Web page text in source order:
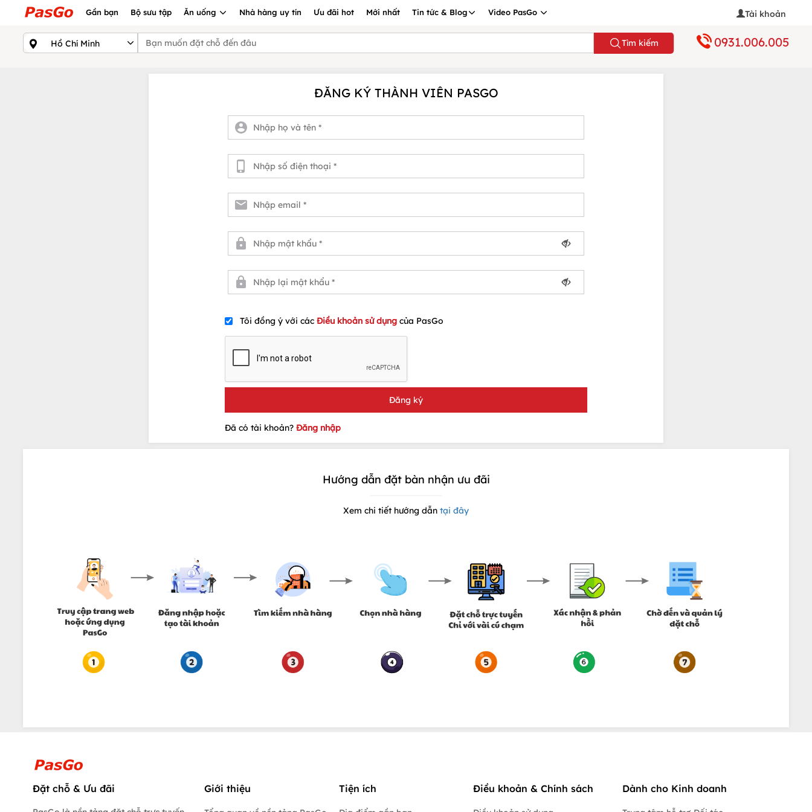
Gần bạn Bộ sưu tập Ăn uống Nhà hàng uy tín Ưu đãi hot Mới nhất Tin tức & Blog Video PasGo Tài khoản
Tìm kiếm 0931.006.005
ĐĂNG KÝ THÀNH VIÊN PASGO
Tôi đồng ý với các Điều khoản sử dụng của PasGo
Đã có tài khoản? Đăng nhập
Hướng dẫn đặt bàn nhận ưu đãi
Xem chi tiết hướng dẫn tại đây
Đặt chỗ & Ưu đãi Giới thiệu Tiện ích Điều khoản & Chính sách Dành cho Kinh doanh